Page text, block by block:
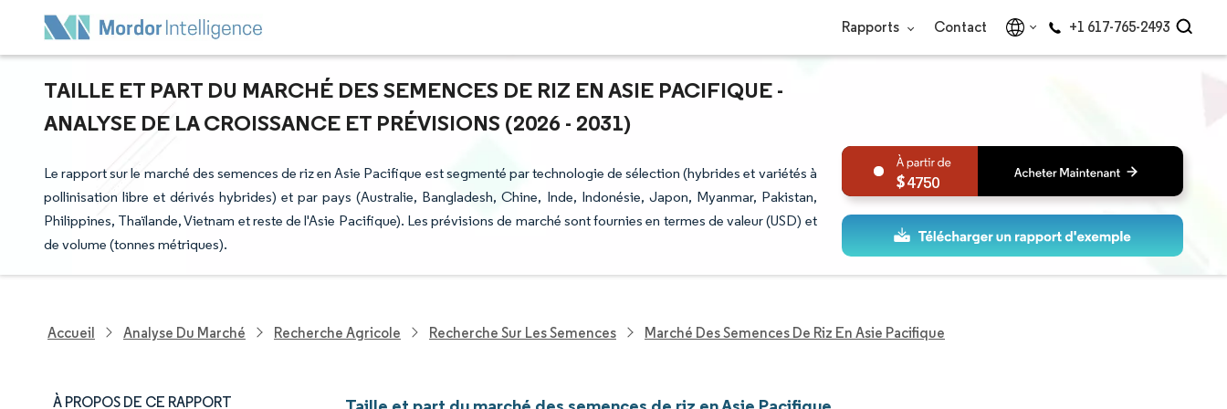
Rapports Contact +1 617-765-2493
TAILLE ET PART DU MARCHÉ DES SEMENCES DE RIZ EN ASIE PACIFIQUE -
ANALYSE DE LA CROISSANCE ET PRÉVISIONS (2026 - 2031)
Le rapport sur le marché des semences de riz en Asie Pacifique est segmenté par technologie de sélection (hybrides et variétés à
pollinisation libre et dérivés hybrides) et par pays (Australie, Bangladesh, Chine, Inde, Indonésie, Japon, Myanmar, Pakistan,
Philippines, Thaïlande, Vietnam et reste de l'Asie Pacifique). Les prévisions de marché sont fournies en termes de valeur (USD) et
de volume (tonnes métriques).
4750
Accueil Analyse Du Marché Recherche Agricole Recherche Sur Les Semences Marché Des Semences De Riz En Asie Pacifique
À PROPOS DE CE RAPPORT